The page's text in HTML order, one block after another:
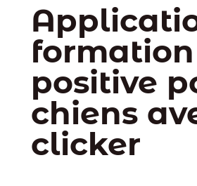
formation
positive
chiens
clicker